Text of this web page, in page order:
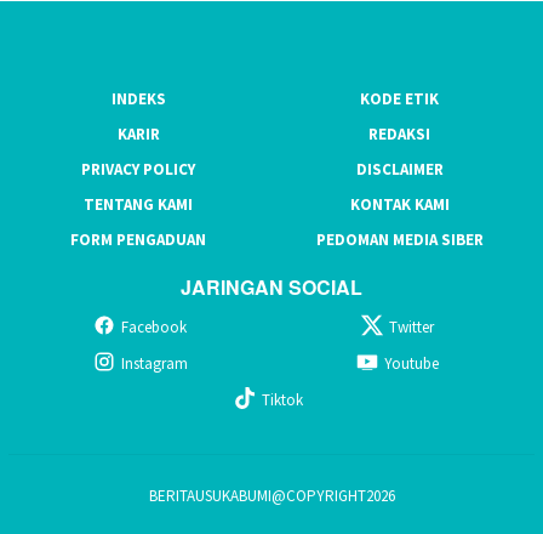
INDEKS
KODE ETIK
KARIR
REDAKSI
PRIVACY POLICY
DISCLAIMER
TENTANG KAMI
KONTAK KAMI
FORM PENGADUAN
PEDOMAN MEDIA SIBER
JARINGAN SOCIAL
Facebook
Twitter
Instagram
Youtube
Tiktok
BERITAUSUKABUMI@COPYRIGHT2026